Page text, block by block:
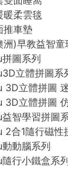
暖柔雲毯
推車墊
)早教益智童
圖系列
立體拼圖系
3D立體拼圖
3D立體拼圖
智學習拼圖
2合1隨行磁性
動腦系列
行小鐵盒系